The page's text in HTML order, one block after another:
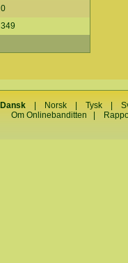
0
349
Dansk Norsk Tysk
Om Onlinebanditten